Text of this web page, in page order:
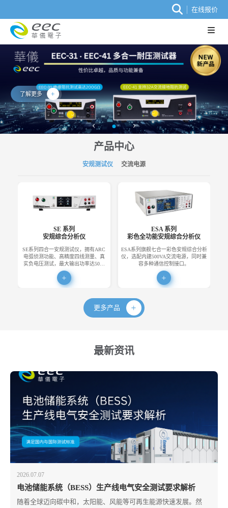
在线报价
了解更多
产品中心
安规测试仪 交流电源
SE 系列
安规综合分析仪
SE系列四合一安规测试仪，拥有ARC
电弧侦测功能、高精度四线测量、真
实负电压测试，最大输出功率达50…
ESA 系列
彩色全功能安规综合分析仪
ESA系列旗舰七合一彩色安规综合分析
仪，选配内建500VA交流电源，同时兼
容多种通信控制接口。
更多产品
最新资讯
2026.07.07
电池储能系统（BESS）生产线电气安全测试要求解析
随着全球迈向碳中和，太阳能、风能等可再生能源快速发展。然